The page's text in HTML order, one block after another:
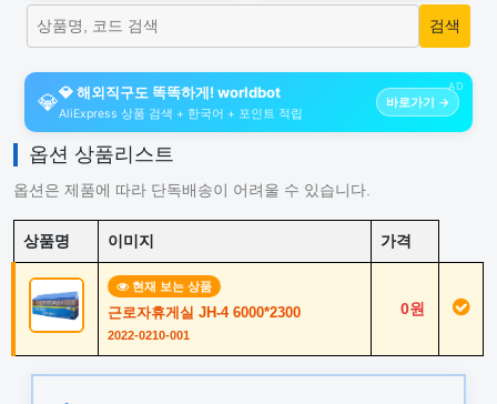
AD
💎💎 해외직구도 똑똑하게! worldbot
AliExpress 상품 검색 + 한국어 + 포인트 적립
바로가기 →
옵션 상품리스트
옵션은 제품에 따라 단독배송이 어려울 수 있습니다.
상품명 이미지 가격
현재 보는 상품
근로자휴게실 JH-4 6000*2300
2022-0210-001
0원